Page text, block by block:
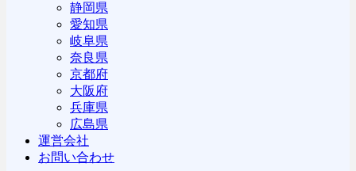
静岡県
愛知県
岐阜県
奈良県
京都府
大阪府
兵庫県
広島県
運営会社
お問い合わせ